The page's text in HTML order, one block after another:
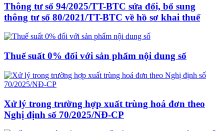
Thông tư số 94/2025/TT-BTC sửa đổi, bổ sung
thông tư số 80/2021/TT-BTC về hồ sơ khai thuế
Thuế suất 0% đối với sản phẩm nội dung số
Xử lý trong trường hợp xuất trùng hoá đơn theo
Nghị định số 70/2025/NĐ-CP